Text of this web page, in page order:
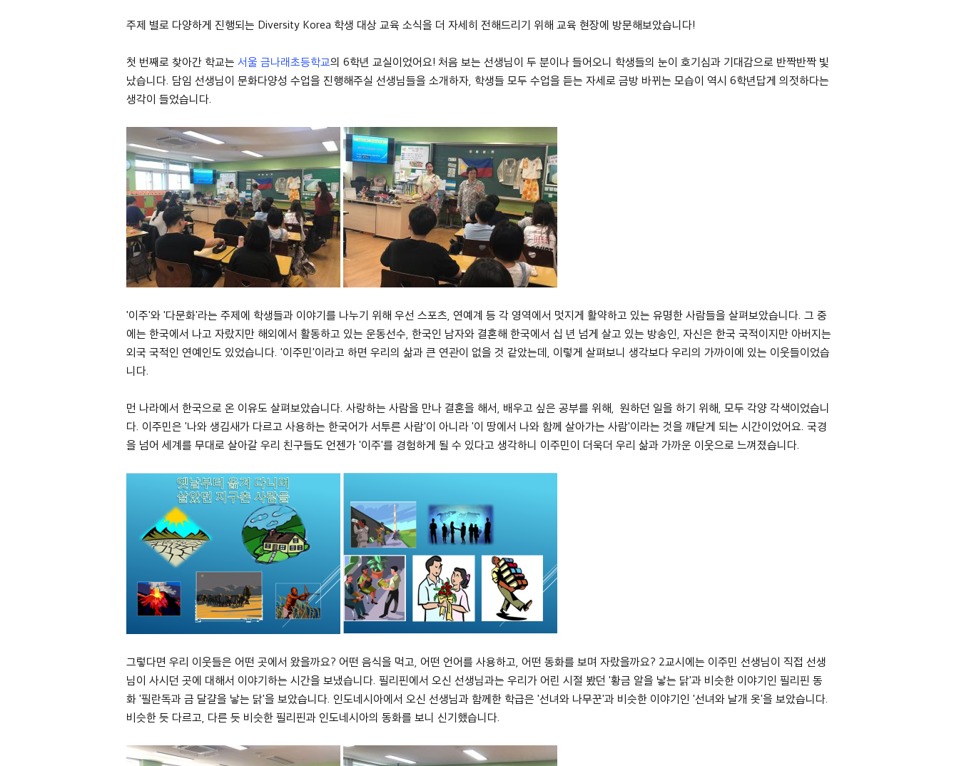
주제 별로 다양하게 진행되는 Diversity Korea 학생 대상 교육 소식을 더 자세히 전해드리기 위해 교육 현장에 방문해보았습니다!
첫 번째로 찾아간 학교는서울 금나래초등학교의 6학년 교실이었어요! 처음 보는 선생님이 두 분이나 들어오니 학생들의 눈이 호기심과 기대감으로 반짝반짝 빛
났습니다. 담임 선생님이 문화다양성 수업을 진행해주실 선생님들을 소개하자, 학생들 모두 수업을 듣는 자세로 금방 바뀌는 모습이 역시 6학년답게 의젓하다는
생각이 들었습니다.
'이주'와 '다문화'라는 주제에 학생들과 이야기를 나누기 위해 우선 스포츠, 연예계 등 각 영역에서 멋지게 활약하고 있는 유명한 사람들을 살펴보았습니다. 그 중
에는 한국에서 나고 자랐지만 해외에서 활동하고 있는 운동선수, 한국인 남자와 결혼해 한국에서 십 년 넘게 살고 있는 방송인, 자신은 한국 국적이지만 아버지는
외국 국적인 연예인도 있었습니다. '이주민'이라고 하면 우리의 삶과 큰 연관이 없을 것 같았는데, 이렇게 살펴보니 생각보다 우리의 가까이에 있는 이웃들이었습
니다.
먼 나라에서 한국으로 온 이유도 살펴보았습니다. 사랑하는 사람을 만나 결혼을 해서, 배우고 싶은 공부를 위해, 원하던 일을 하기 위해, 모두 각양 각색이었습니
다. 이주민은 '나와 생김새가 다르고 사용하는 한국어가 서투른 사람'이 아니라 '이 땅에서 나와 함께 살아가는 사람'이라는 것을 깨닫게 되는 시간이었어요. 국경
을 넘어 세계를 무대로 살아갈 우리 친구들도 언젠가 '이주'를 경험하게 될 수 있다고 생각하니 이주민이 더욱더 우리 삶과 가까운 이웃으로 느껴졌습니다.
그렇다면 우리 이웃들은 어떤 곳에서 왔을까요? 어떤 음식을 먹고, 어떤 언어를 사용하고, 어떤 동화를 보며 자랐을까요? 2교시에는 이주민 선생님이 직접 선생
님이 사시던 곳에 대해서 이야기하는 시간을 보냈습니다. 필리핀에서 오신 선생님과는 우리가 어린 시절 봤던 '황금 알을 낳는 닭'과 비슷한 이야기인 필리핀 동
화 '필란독과 금 달걀을 낳는 닭'을 보았습니다. 인도네시아에서 오신 선생님과 함께한 학급은 '선녀와 나무꾼'과 비슷한 이야기인 '선녀와 날개 옷'을 보았습니다.
비슷한 듯 다르고, 다른 듯 비슷한 필리핀과 인도네시아의 동화를 보니 신기했습니다.